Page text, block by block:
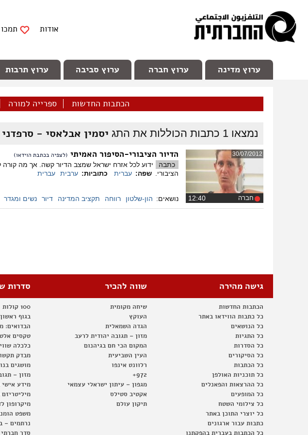
אודות
ערוץ מדינה ערוץ חברה ערוץ סביבה ערוץ תרבות
הכתבות החדשות ספרייה למורה
נמצאו 1 כתבות הכוללות את התג יסמין אבלאסי - סרפדני
30/07/2012
חברה
הדיור הציבורי-הסיפור האמיתי (לצפיה בכתבת הוידאו)
כתבה
ידוע לכל אזרח ישראל שמצב הדיור קשה. אך מה קורה
הציבורי.
שפה: עברית כתוביות: ערבית עברית
נושאים: הון-שלטון רווחה תקציב המדינה דיור נשים ומגדר
גישה מהירה
הכתבות החדשות
כל כתבות הווידאו באתר
כל הנושאים
כל התגיות
כל הסדרות
כל הסיקורים
כל הכתבות
כל תוכניות האולפן
כל ההרצאות והפאנלים
כל המופעים
כל צילומי השטח
כל יוצרי התוכן באתר
כתבות עבור ארגונים
כל הכתבות בעברית בהפקתנו
שווה להכיר
שיחה מקומית
העוקץ
הגדה השמאלית
מזון – תגובה יהודית לרעב
המקום הכי חם בגיהנום
העין השביעית
רלוונט אינפו
972+
מגפון – עיתון ישראלי עצמאי
אקטיב סטילס
תיקון עולם
סדרות
100 קולות
בגוף ראשון
הבדואים:
טקסים
כלכלה
מבדק
מושגים
מזון –
מידע אישי
מיקרופון
משפט
נרתמים –
סדר